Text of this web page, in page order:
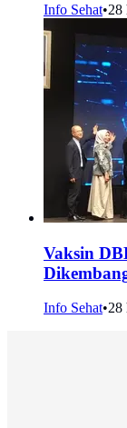
Info Sehat•28
Vaksin
Info Sehat•28